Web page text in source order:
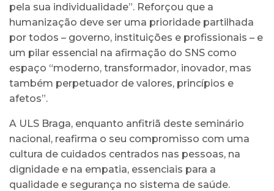
pela sua individualidade”. Reforçou que a
humanização deve ser uma prioridade partilhada
por todos – governo, instituições e profissionais – e
um pilar essencial na afirmação do SNS como
espaço “moderno, transformador, inovador, mas
também perpetuador de valores, princípios e
afetos”.
A ULS Braga, enquanto anfitriã deste seminário
nacional, reafirma o seu compromisso com uma
cultura de cuidados centrados nas pessoas, na
dignidade e na empatia, essenciais para a
qualidade e segurança no sistema de saúde.